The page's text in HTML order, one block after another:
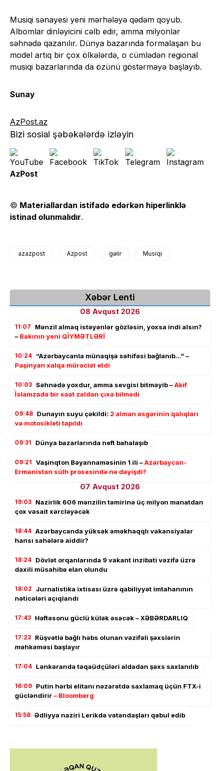
Musiqi sənayesi yeni mərhələyə qədəm qoyub.
Albomlar dinləyicini cəlb edir, amma milyonlar
səhnədə qazanılır. Dünya bazarında formalaşan bu
model artıq bir çox ölkələrdə, o cümlədən regional
musiqi bazarlarında da özünü göstərməyə başlayıb.
Sunay
AzPost.az
Bizi sosial şəbəkələrdə izləyin
AzPost
© Materiallardan istifadə edərkən hiperlinklə
istinad olunmalıdır.
azazpost Azpost gəlir Musiqi
Xəbər Lenti
08 Avqust 2026
11:07
Mənzil almaq istəyənlər gözləsin, yoxsa indi alsın?
– Bakının yeni QİYMƏTLƏRİ
10:24 “Azərbaycanla münaqişə səhifəsi bağlanıb…” –
Paşinyan xalqa müraciət etdi
10:03 Səhnədə yoxdur, amma sevgisi bitməyib –Akif
İslamzadə bir saat zaldan çıxa bilmədi
09:48 Dunayın suyu çəkildi: 2 alman əsgərinin qalıqları
və motosikleti tapıldı
09:31 Dünya bazarlarında neft bahalaşıb
09:21 Vaşinqton Bəyannaməsinin 1 ili –Azərbaycan-
Ermənistan sülh prosesində nə dəyişdi?
07 Avqust 2026
19:03 Nazirlik 606 mənzilin təmirinə üç milyon manatdan
çox vəsait xərcləyəcək
18:44 Azərbaycanda yüksək əməkhaqqlı vakansiyalar
hansı sahələrə aiddir?
18:24 Dövlət orqanlarında 9 vakant inzibati vəzifə üzrə
daxili müsahibə elan olundu
18:02
Jurnalistika ixtisası üzrə qabiliyyət imtahanının
nəticələri açıqlandı
17:43 Həftəsonu güclü külək əsəcək – XƏBƏRDARLIQ
17:23 Rüşvətlə bağlı həbs olunan vəzifəli şəxslərin
məhkəməsi başlayır
17:04 Lənkəranda təqaüdçüləri aldadan şəxs saxlanılıb
16:09 Putin hərbi elitanı nəzarətdə saxlamaq üçün FTX-i
gücləndirir– Bloomberg
15:58 Ədliyyə naziri Lerikdə vətəndaşları qəbul edib